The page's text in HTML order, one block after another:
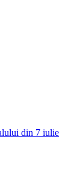
din 7 iulie